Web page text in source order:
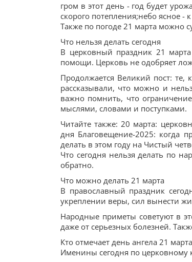
гром в этот день - год будет
скорого потепления;небо ясное -
Также по погоде 21 марта можно
Что нельзя делать сегодня
В церковный праздник 21 марта
помощи. Церковь не одобряет
Продолжается Великий пост: те,
рассказывали, что можно и
важно помнить, что
мыслями, словами и поступками.
Читайте также: 20 марта:
дня Благовещение-2025: когда
делать в этом году на Чистый
Что сегодня нельзя делать по
обратно.
Что можно делать 21 марта
В православный праздник
укреплении веры, сил вынести
Народные приметы советуют в
даже от серьезных болезней.
Кто отмечает день ангела 21 марта
Именины сегодня по